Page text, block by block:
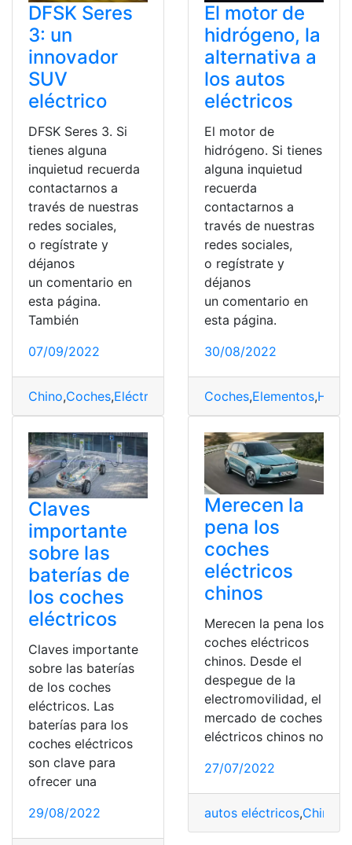
DFSK Seres
3: un
innovador
SUV
eléctrico
DFSK Seres 3. Si
tienes alguna
inquietud recuerda
contactarnos a
través de nuestras
redes sociales,
o regístrate y
déjanos
un comentario en
esta página.
También
07/09/2022
Chino,Coches,Eléctrico híbridos,Mercado
El motor de
hidrógeno, la
alternativa a
los autos
eléctricos
El motor de
hidrógeno. Si tienes
alguna inquietud
recuerda
contactarnos a
través de nuestras
redes sociales,
o regístrate y
déjanos
un comentario en
esta página.
30/08/2022
Coches,Elementos,
Claves
importante
sobre las
baterías de
los coches
eléctricos
Claves importante
sobre las baterías
de los coches
eléctricos. Las
baterías para los
coches eléctricos
son clave para
ofrecer una
29/08/2022
Merecen la
pena los
coches
eléctricos
chinos
Merecen la pena los
coches eléctricos
chinos. Desde el
despegue de la
electromovilidad, el
mercado de coches
eléctricos chinos no
27/07/2022
autos eléctricos,Chino